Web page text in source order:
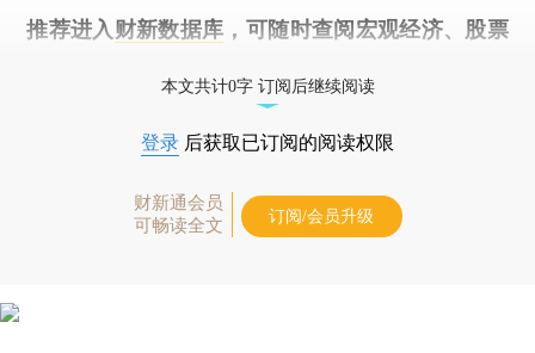
推荐进入 财新数据库 ，可随时查阅宏观经济、股票
本文共计0字 订阅后继续阅读
登录 后获取已订阅的阅读权限
财新通会员
可畅读全文
订阅/会员升级